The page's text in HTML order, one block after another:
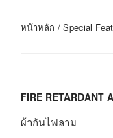
หน้าหลัก / Special
FIRE RETARDANT
ผ้ากันไฟลาม